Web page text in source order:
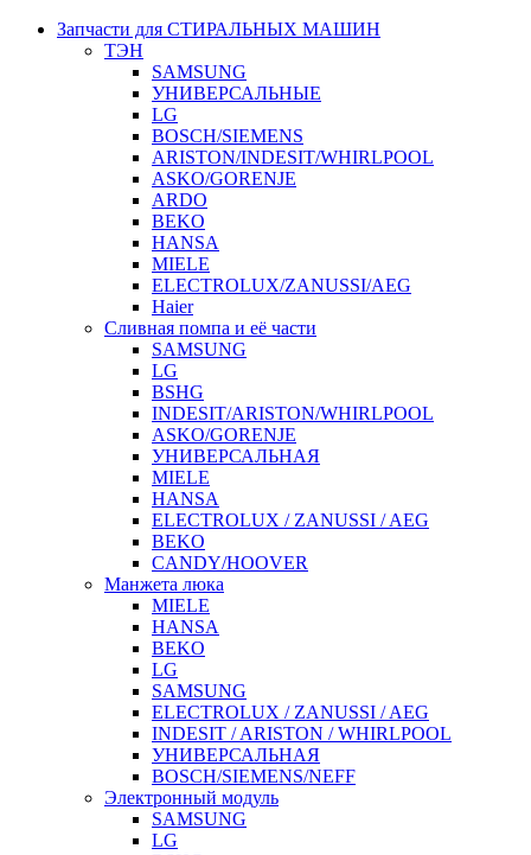
Запчасти для СТИРАЛЬНЫХ МАШИН
ТЭН
SAMSUNG
УНИВЕРСАЛЬНЫЕ
LG
BOSCH/SIEMENS
ARISTON/INDESIT/WHIRLPOOL
ASKO/GORENJE
ARDO
BEKO
HANSA
MIELE
ELECTROLUX/ZANUSSI/AEG
Haier
Сливная помпа и её части
SAMSUNG
LG
BSHG
INDESIT/ARISTON/WHIRLPOOL
ASKO/GORENJE
УНИВЕРСАЛЬНАЯ
MIELE
HANSA
ELECTROLUX / ZANUSSI / AEG
BEKO
CANDY/HOOVER
Манжета люка
MIELE
HANSA
BEKO
LG
SAMSUNG
ELECTROLUX / ZANUSSI / AEG
INDESIT / ARISTON / WHIRLPOOL
УНИВЕРСАЛЬНАЯ
BOSCH/SIEMENS/NEFF
Электронный модуль
SAMSUNG
LG